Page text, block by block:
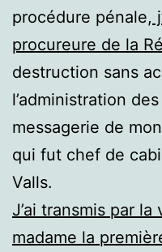
procédure pénale,
procureure de la
destruction sans
l’administration
messagerie de
qui fut chef de
Valls.
J’ai transmis par
madame la